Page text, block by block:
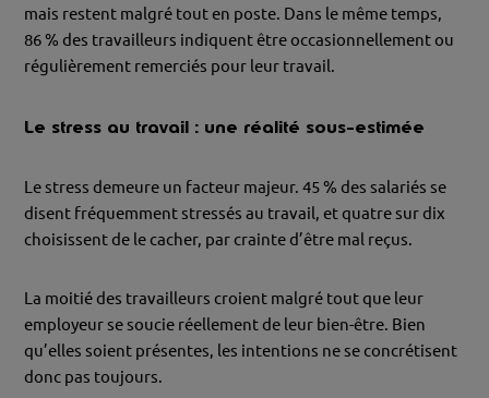
mais restent malgré tout en poste. Dans le même temps,
86 % des travailleurs indiquent être occasionnellement ou
régulièrement remerciés pour leur travail.
Le stress au travail : une réalité sous-estimée
Le stress demeure un facteur majeur. 45 % des salariés se
disent fréquemment stressés au travail, et quatre sur dix
choisissent de le cacher, par crainte d’être mal reçus.
La moitié des travailleurs croient malgré tout que leur
employeur se soucie réellement de leur bien-être. Bien
qu’elles soient présentes, les intentions ne se concrétisent
donc pas toujours.